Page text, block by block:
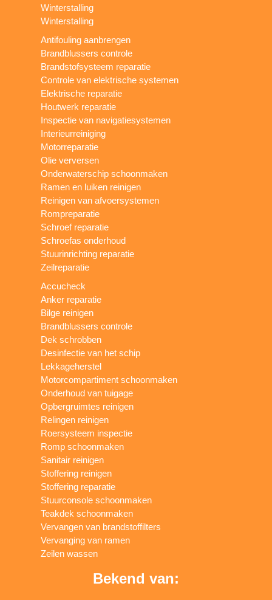
Winterstalling
Winterstalling
Antifouling aanbrengen
Brandblussers controle
Brandstofsysteem reparatie
Controle van elektrische systemen
Elektrische reparatie
Houtwerk reparatie
Inspectie van navigatiesystemen
Interieurreiniging
Motorreparatie
Olie verversen
Onderwaterschip schoonmaken
Ramen en luiken reinigen
Reinigen van afvoersystemen
Rompreparatie
Schroef reparatie
Schroefas onderhoud
Stuurinrichting reparatie
Zeilreparatie
Accucheck
Anker reparatie
Bilge reinigen
Brandblussers controle
Dek schrobben
Desinfectie van het schip
Lekkageherstel
Motorcompartiment schoonmaken
Onderhoud van tuigage
Opbergruimtes reinigen
Relingen reinigen
Roersysteem inspectie
Romp schoonmaken
Sanitair reinigen
Stoffering reinigen
Stoffering reparatie
Stuurconsole schoonmaken
Teakdek schoonmaken
Vervangen van brandstoffilters
Vervanging van ramen
Zeilen wassen
Bekend van: